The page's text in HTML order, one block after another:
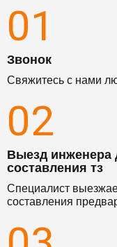
01
Звонок
Свяжитесь с нами
02
Выезд инженера
составления тз
Специалист
составления